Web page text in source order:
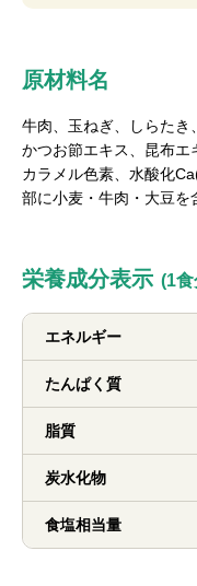
原材料名
牛肉、玉ねぎ、しらたき
かつお節エキス、昆布エ
カラメル色素、水酸化
部に小麦・牛肉・大豆を
栄養成分表示 (1
エネルギー
たんぱく質
脂質
炭水化物
食塩相当量